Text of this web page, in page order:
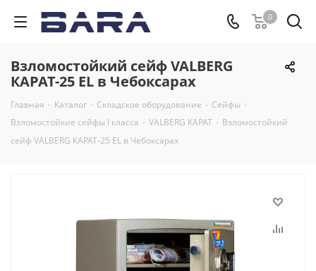
0
Взломостойкий сейф VALBERG
КАРАТ-25 EL в Чебоксарах
Главная - Каталог - Складское оборудование - Сейфы -
Взломостойкие сейфы I класса - VALBERG КАРАТ - Взломостойкий
сейф VALBERG КАРАТ-25 EL в Чебоксарах